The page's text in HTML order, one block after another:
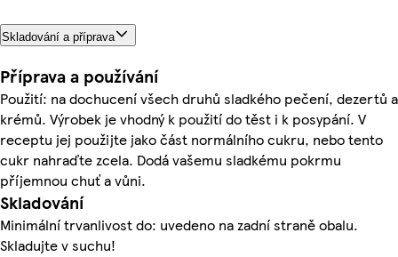
Skladování a příprava
Příprava a používání
Použití: na dochucení všech druhů sladkého pečení, dezertů a
krémů. Výrobek je vhodný k použití do těst i k posypání. V
receptu jej použijte jako část normálního cukru, nebo tento
cukr nahraďte zcela. Dodá vašemu sladkému pokrmu
příjemnou chuť a vůni.
Skladování
Minimální trvanlivost do: uvedeno na zadní straně obalu.
Skladujte v suchu!